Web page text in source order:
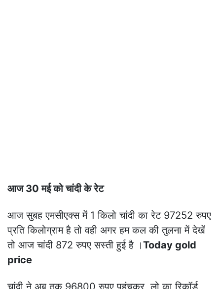
आज सुबह एमसीएक्स में 1 किलो चांदी का रेट 97252 रुपए
प्रति किलोग्राम है तो वही अगर हम कल की तुलना में देखें
तो आज चांदी 872 रुपए सस्ती हुई है ।Today gold